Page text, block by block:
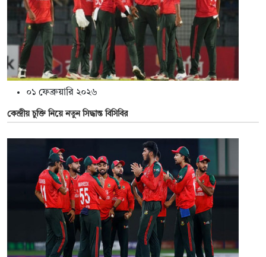
০১ ফেব্রুয়ারি ২০২৬
কেন্দ্রীয় চুক্তি নিয়ে নতুন সিদ্ধান্ত বিসিবির